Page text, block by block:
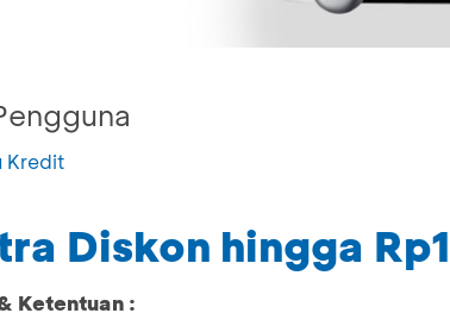
Kredit
Diskon hingga
Ketentuan :